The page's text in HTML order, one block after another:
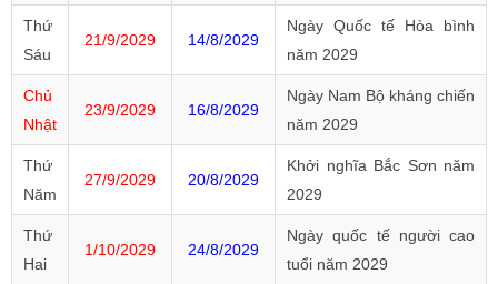
Thứ
Sáu
21/9/2029 14/8/2029
Ngày Quốc tế Hòa bình
năm 2029
Chủ
Nhật
23/9/2029 16/8/2029
Ngày Nam Bộ kháng chiến
năm 2029
Thứ
Năm
27/9/2029 20/8/2029
Khởi nghĩa Bắc Sơn năm
2029
Thứ
Hai
1/10/2029 24/8/2029
Ngày quốc tế người cao
tuổi năm 2029